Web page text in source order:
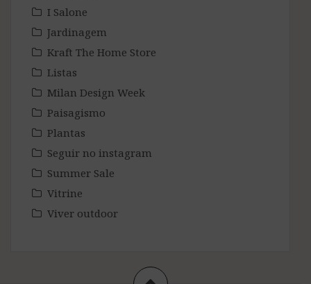
I Salone
Jardinagem
Kraft The Home Store
Listas
Milan Design Week
Paisagismo
Plantas
Seguir no instagram
Summer Sale
Vitrine
Viver outdoor